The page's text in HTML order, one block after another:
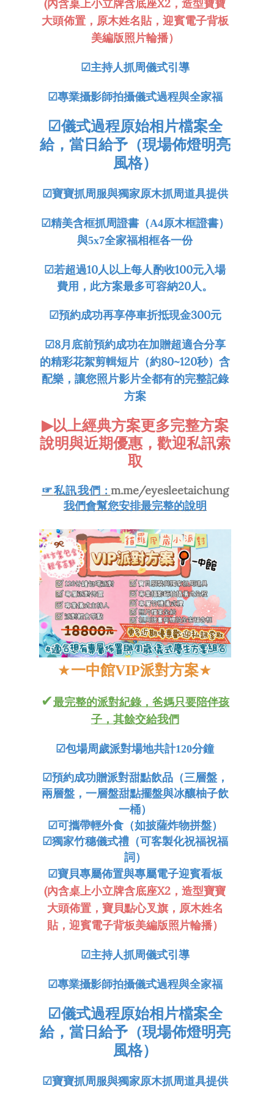
(內含桌上小立牌含底座X2，造型寶寶
大頭佈置，原木姓名貼，迎賓電子背板
美編版照片輪播）
☑主持人抓周儀式引導
☑專業攝影師拍攝儀式過程與全家福
☑儀式過程原始相片檔案全
給，當日給予（現場佈燈明亮
風格）
☑寶寶抓周服與獨家原木抓周道具提供
☑精美含框抓周證書（A4原木框證書）
與5x7全家福相框各一份
☑若超過10人以上每人酌收100元入場
費用，此方案最多可容納20人。
☑預約成功再享停車折抵現金300元
☑8月底前預約成功在加贈超適合分享
的精彩花絮剪輯短片（約80~120秒）含
配樂，讓您照片影片全都有的完整記錄
方案
▶以上經典方案更多完整方案
說明與近期優惠，歡迎私訊索
取
☞私訊我們 : m.me/eyesleetaichung
我們會幫您安排最完整的說明
★一中館VIP派對方案★
✔最完整的派對紀錄，爸媽只要陪伴孩
子，其餘交給我們
☑包場周歲派對場地共計120分鐘
☑預約成功贈派對甜點飲品（三層盤，
兩層盤，一層盤甜點擺盤與冰釀柚子飲
一桶）
☑可攜帶輕外食（如披薩炸物拼盤）
☑獨家竹穗儀式禮（可客製化祝福祝福
詞）
☑寶貝專屬佈置與專屬電子迎賓看板
(內含桌上小立牌含底座X2，造型寶寶
大頭佈置，寶貝點心叉旗，原木姓名
貼，迎賓電子背板美編版照片輪播）
☑主持人抓周儀式引導
☑專業攝影師拍攝儀式過程與全家福
☑儀式過程原始相片檔案全
給，當日給予（現場佈燈明亮
風格）
☑寶寶抓周服與獨家原木抓周道具提供